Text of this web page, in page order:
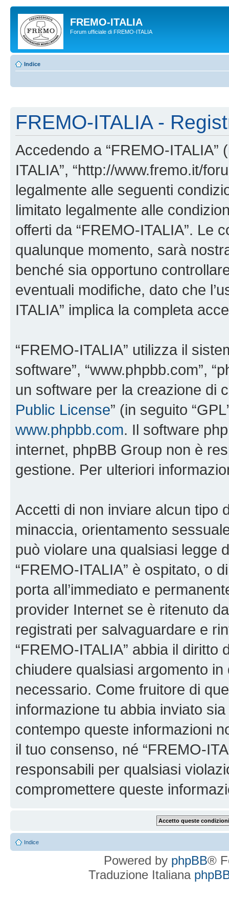
FREMO-ITALIA
Forum ufficiale di FREMO-ITALIA
Indice
FREMO-ITALIA -
Accedendo a “FREMO-ITALIA”
ITALIA”, “http://www.fremo.it/
legalmente alle seguenti
limitato legalmente alle
offerti da “FREMO-ITALIA”. Le
qualunque momento, sarà
benché sia opportuno
eventuali modifiche, dato che
ITALIA” implica la completa
“FREMO-ITALIA” utilizza il
software”, “www.phpbb.com”,
un software per la creazione di
Public License” (in seguito
www.phpbb.com. Il software
internet, phpBB Group non è
gestione. Per ulteriori
Accetti di non inviare alcun tipo
minaccia, orientamento
può violare una qualsiasi legge
“FREMO-ITALIA” è ospitato, o
porta all’immediato e
provider Internet se è ritenuto
registrati per salvaguardare e
“FREMO-ITALIA” abbia il
chiudere qualsiasi argomento
necessario. Come fruitore di
informazione tu abbia inviato
contempo queste informazioni
il tuo consenso, né “FREMO-
responsabili per qualsiasi
compromettere queste
Indice
Powered by phpBB®
Traduzione Italiana